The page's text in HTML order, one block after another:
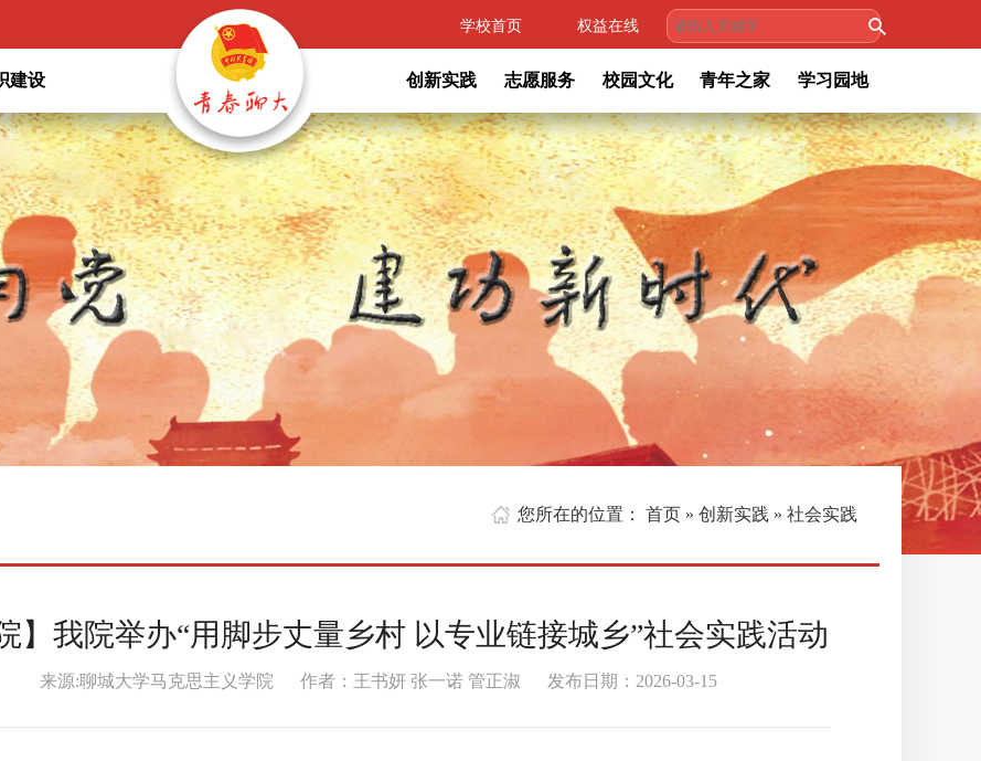
学校首页 权益在线
建设 创新实践 志愿服务 校园文化 青年之家 学习园地
您所在的位置： 首页 » 创新实践 » 社会实践
】我院举办“用脚步丈量乡村 以专业链接城乡”社会实践活动
来源:聊城大学马克思主义学院 作者：王书妍 张一诺 管正淑 发布日期：2026-03-15